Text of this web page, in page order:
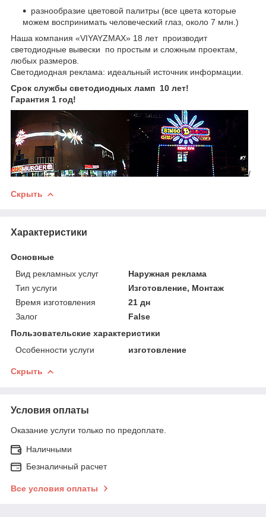
разнообразие цветовой палитры (все цвета которые
можем воспринимать человеческий глаз, около 7 млн.)
Наша компания «VIYAYZMAX» 18 лет производит
светодиодные вывески по простым и сложным проектам,
любых размеров.
Светодиодная реклама: идеальный источник информации.
Срок службы светодиодных ламп 10 лет!
Гарантия 1 год!
/
Скрыть
Характеристики
Основные
Вид рекламных услуг
Наружная реклама
Тип услуги
Изготовление, Монтаж
Время изготовления
21 дн
Залог
False
Пользовательские характеристики
Особенности услуги
изготовление
Скрыть
Условия оплаты
Оказание услуги только по предоплате.
Наличными
Безналичный расчет
Все условия оплаты